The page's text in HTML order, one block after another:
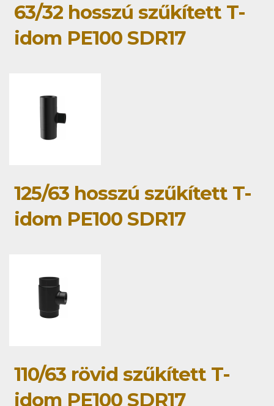
63/32 hosszú szűkített T-
idom PE100 SDR17
125/63 hosszú szűkített T-
idom PE100 SDR17
110/63 rövid szűkített T-
idom PE100 SDR17